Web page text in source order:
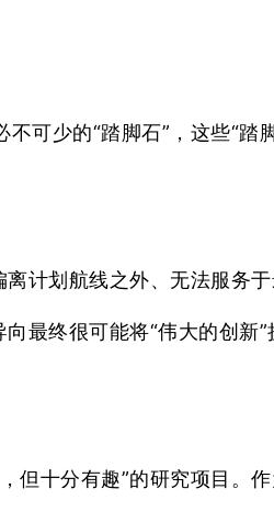
可少的“踏脚石”，这些“踏
计划航线之外、无法服务
最终很可能将“伟大的创新”
但十分有趣”的研究项目。